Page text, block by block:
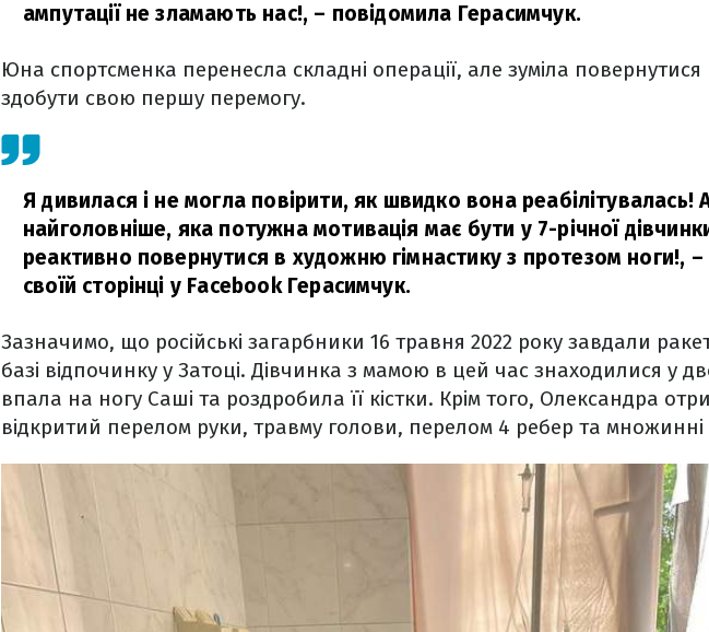
ампутації не зламають нас!, – повідомила Герасимчук.
Юна спортсменка перенесла складні операції, але зуміла повернутися
здобути свою першу перемогу.
Я дивилася і не могла повірити, як швидко вона реабілітувалась!
найголовніше, яка потужна мотивація має бути у 7-річної
реактивно повернутися в художню гімнастику з протезом ноги!, –
своїй сторінці у Facebook Герасимчук.
Зазначимо, що російські загарбники 16 травня 2022 року завдали
базі відпочинку у Затоці. Дівчинка з мамою в цей час знаходилися у
впала на ногу Саші та роздробила її кістки. Крім того, Олександра
відкритий перелом руки, травму голови, перелом 4 ребер та